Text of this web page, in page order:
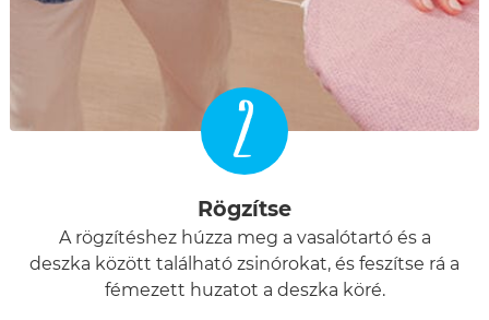
2
Rögzítse
A rögzítéshez húzza meg a vasalótartó és a
deszka között található zsinórokat, és feszítse rá a
fémezett huzatot a deszka köré.